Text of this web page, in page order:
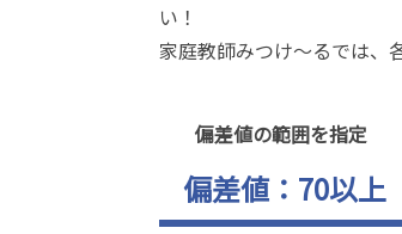
い！
家庭教師みつけ～るでは、
偏差値の範囲を指定
偏差値：70以上